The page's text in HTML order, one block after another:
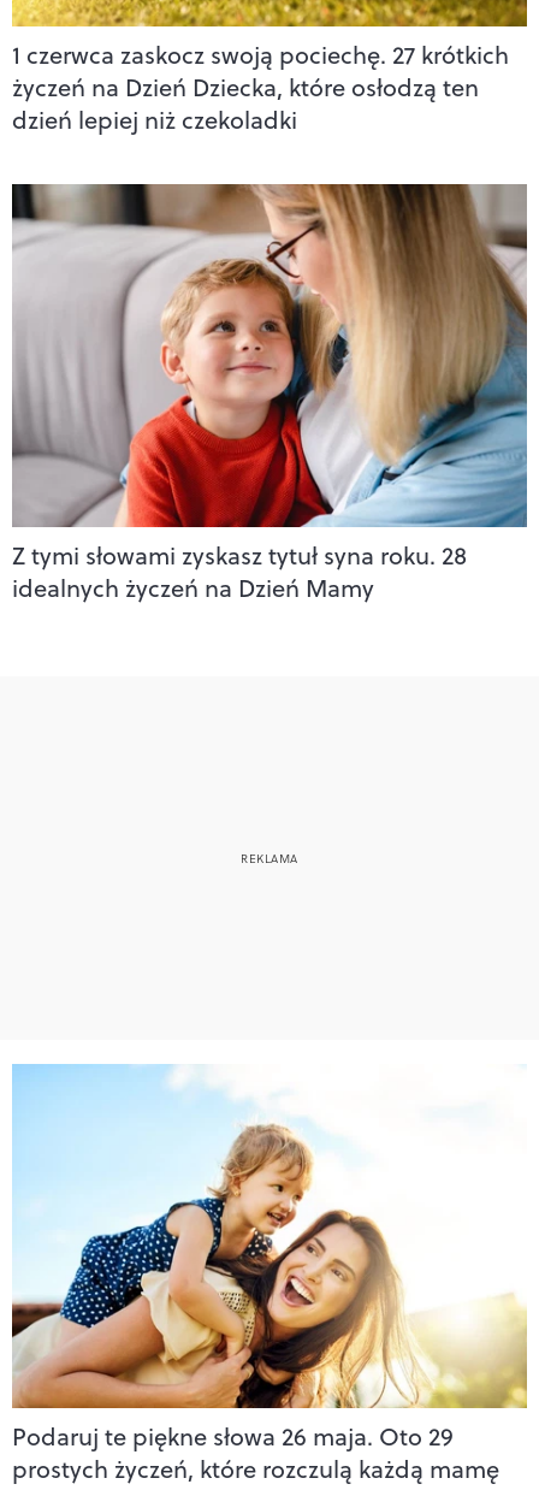
1 czerwca zaskocz swoją pociechę. 27 krótkich
życzeń na Dzień Dziecka, które osłodzą ten
dzień lepiej niż czekoladki
Z tymi słowami zyskasz tytuł syna roku. 28
idealnych życzeń na Dzień Mamy
Podaruj te piękne słowa 26 maja. Oto 29
prostych życzeń, które rozczulą każdą mamę